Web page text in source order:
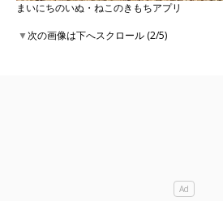
まいにちのいぬ・ねこのきもちアプリ
▼次の画像は下へスクロール (2/5)